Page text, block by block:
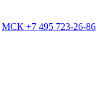
МСК +7 495 723-26-86